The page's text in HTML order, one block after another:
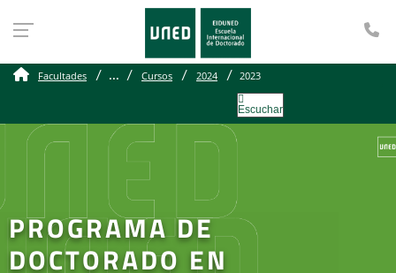
Facultades ... Cursos 2024 2023
Escuchar
PROGRAMA DE
DOCTORADO EN